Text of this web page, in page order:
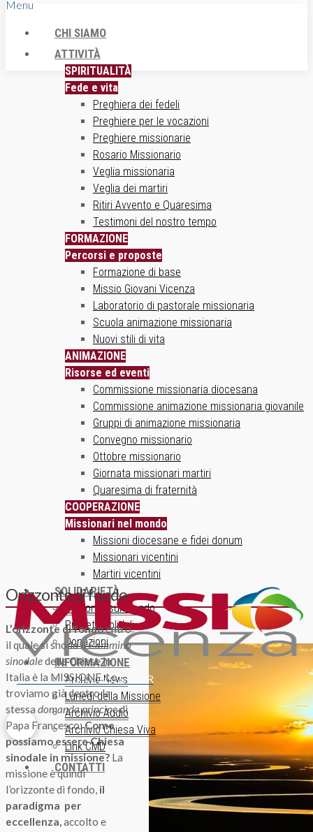
Menu
CHI SIAMO
ATTIVITÀ
SPIRITUALITÀ
Fede e vita
Preghiera dei fedeli
Preghiere per le vocazioni
Preghiere missionarie
Rosario Missionario
Veglia missionaria
Veglia dei martiri
Ritiri Avvento e Quaresima
Testimoni del nostro tempo
FORMAZIONE
Percorsi e proposte
Formazione di base
Missio Giovani Vicenza
Laboratorio di pastorale missionaria
Scuola animazione missionaria
Nuovi stili di vita
ANIMAZIONE
Risorse ed eventi
Commissione missionaria diocesana
Commissione animazione missionaria giovanile
Gruppi di animazione missionaria
Convegno missionario
Ottobre missionario
Giornata missionari martiri
Quaresima di fraternità
COOPERAZIONE
Missionari nel mondo
Missioni diocesane e fidei donum
Missionari vicentini
Martiri vicentini
SOLIDARIETÀ
Un ponte sul mondo
Progetti solidali
Donazioni
INFORMAZIONE
Archivio News
Lunedì della Missione
Archivio Audio
Archivio Chiesa Viva
Link CMD
CONTATTI
ISCRIZIONE NEWSLETTER
Orizzonte di fondo
L’orizzonte di fondoentro
il quale si snoda ilCammino
sinodaledelle Chiese in
Italia è la MISSIONE. Lo
troviamo già dentro la
stessa domanda principedi
Papa Francesco:Come
possiamoessere Chiesa
sinodale in missione? La
missione è quindi
l’orizzonte di fondo, il
paradigma per
eccellenza,accolto e